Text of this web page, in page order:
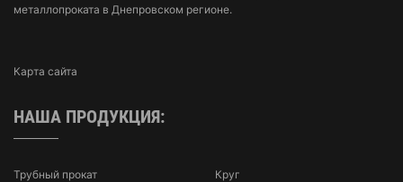
металлопроката в Днепровском регионе.
Карта сайта
НАША ПРОДУКЦИЯ:
Трубный прокат Круг